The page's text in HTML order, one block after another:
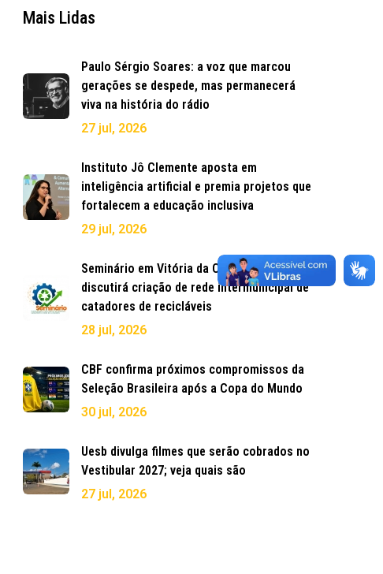
Mais Lidas
Paulo Sérgio Soares: a voz que marcou
gerações se despede, mas permanecerá
viva na história do rádio
27 jul, 2026
Instituto Jô Clemente aposta em
inteligência artificial e premia projetos que
fortalecem a educação inclusiva
29 jul, 2026
Seminário em Vitória da Conquista
discutirá criação de rede intermunicipal de
catadores de recicláveis
28 jul, 2026
CBF confirma próximos compromissos da
Seleção Brasileira após a Copa do Mundo
30 jul, 2026
Uesb divulga filmes que serão cobrados no
Vestibular 2027; veja quais são
27 jul, 2026